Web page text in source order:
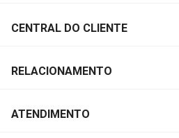
CENTRAL DO CLIENTE
RELACIONAMENTO
ATENDIMENTO